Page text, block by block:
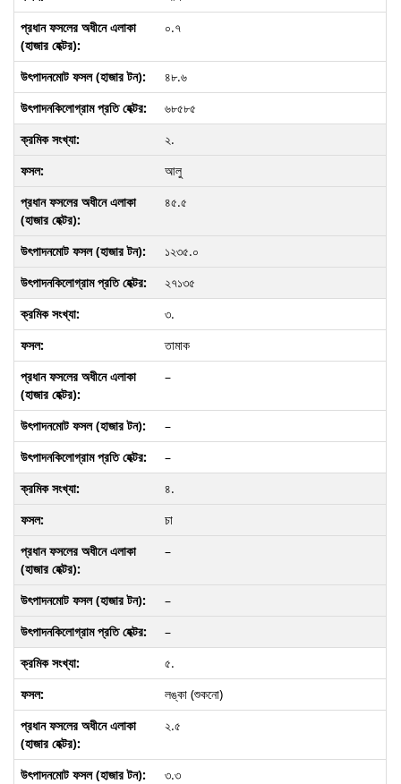
০.৭
৪৮.৬
৬৮৫৮৫
২.
আলু
৪৫.৫
১২৩৫.০
২৭১৩৫
৩.
তামাক
–
–
–
৪.
চা
–
–
–
৫.
লঙ্কা (শুকনো)
২.৫
৩.৩